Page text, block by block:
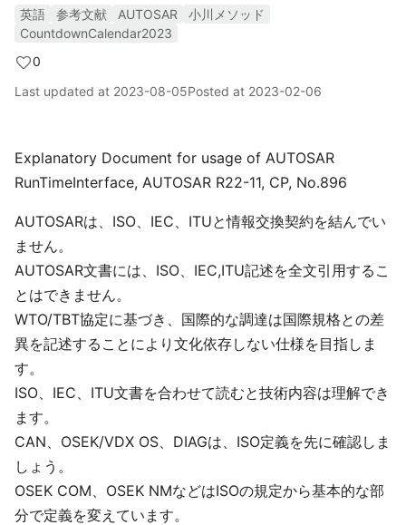
英語 参考文献 AUTOSAR
小川メソッド
CountdownCalendar2023
0
Last updated at 2023-08-05Posted at 2023-02-06
Explanatory Document for usage of AUTOSAR
RunTimeInterface, AUTOSAR R22-11, CP, No.896
AUTOSARは、ISO、IEC、ITUと情報交換契約を結んでい
ません。
AUTOSAR文書には、ISO、IEC,ITU記述を全文引用するこ
とはできません。
WTO/TBT協定に基づき、国際的な調達は国際規格との差
異を記述することにより文化依存しない仕様を目指しま
す。
ISO、IEC、ITU文書を合わせて読むと技術内容は理解でき
ます。
CAN、OSEK/VDX OS、DIAGは、ISO定義を先に確認しま
しょう。
OSEK COM、OSEK NMなどはISOの規定から基本的な部
分で定義を変えています。